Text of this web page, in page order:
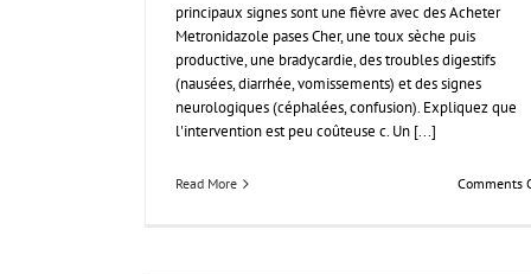
principaux signes sont une fièvre avec des Acheter
Metronidazole pases Cher, une toux sèche puis
productive, une bradycardie, des troubles digestifs
(nausées, diarrhée, vomissements) et des signes
neurologiques (céphalées, confusion). Expliquez que
l'intervention est peu coûteuse c. Un [...]
Read More Comments